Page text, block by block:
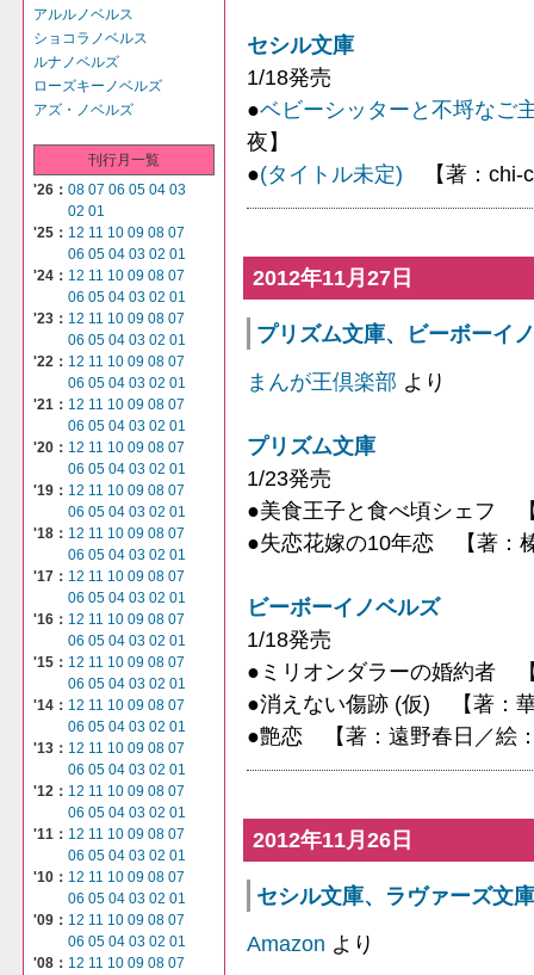
アルルノベルス
ショコラノベルス
ルナノベルズ
ローズキーノベルズ
アズ・ノベルズ
刊行月一覧
'26： 08 07 06 05 04 03
02 01
'25： 12 11 10 09 08 07
06 05 04 03 02 01
'24： 12 11 10 09 08 07
06 05 04 03 02 01
'23： 12 11 10 09 08 07
06 05 04 03 02 01
'22： 12 11 10 09 08 07
06 05 04 03 02 01
'21： 12 11 10 09 08 07
06 05 04 03 02 01
'20： 12 11 10 09 08 07
06 05 04 03 02 01
'19： 12 11 10 09 08 07
06 05 04 03 02 01
'18： 12 11 10 09 08 07
06 05 04 03 02 01
'17： 12 11 10 09 08 07
06 05 04 03 02 01
'16： 12 11 10 09 08 07
06 05 04 03 02 01
'15： 12 11 10 09 08 07
06 05 04 03 02 01
'14： 12 11 10 09 08 07
06 05 04 03 02 01
'13： 12 11 10 09 08 07
06 05 04 03 02 01
'12： 12 11 10 09 08 07
06 05 04 03 02 01
'11： 12 11 10 09 08 07
06 05 04 03 02 01
'10： 12 11 10 09 08 07
06 05 04 03 02 01
'09： 12 11 10 09 08 07
06 05 04 03 02 01
'08： 12 11 10 09 08 07
セシル文庫
1/18発売
●ベビーシッターと不埒なご
夜】
●(タイトル未定) 【著：chi-
2012年11月27日
プリズム文庫、ビーボーイ
まんが王倶楽部 より
プリズム文庫
1/23発売
●美食王子と食べ頃シェフ
●失恋花嫁の10年恋 【著：
ビーボーイノベルズ
1/18発売
●ミリオンダラーの婚約者
●消えない傷跡 (仮) 【著：
●艶恋 【著：遠野春日／絵
2012年11月26日
セシル文庫、ラヴァーズ文
Amazon より